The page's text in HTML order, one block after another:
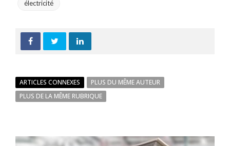
électricité
ARTICLES CONNEXES
PLUS DU MÊME AUTEUR
PLUS DE LA MÊME RUBRIQUE